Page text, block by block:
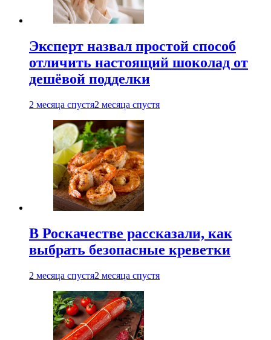
Эксперт назвал простой способ
отличить настоящий шоколад от
дешёвой подделки
2 месяца спустя2 месяца спустя
В Роскачестве рассказали, как
выбрать безопасные креветки
2 месяца спустя2 месяца спустя